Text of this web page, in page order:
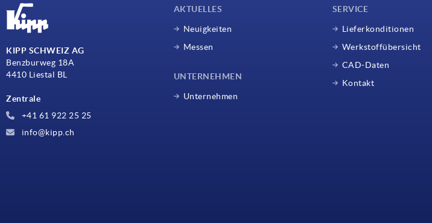
KIPP SCHWEIZ AG
Benzburweg 18A
4410 Liestal BL
Zentrale
+41 61 922 25 25
info@kipp.ch
AKTUELLES
Neuigkeiten
Messen
UNTERNEHMEN
Unternehmen
SERVICE
Lieferkonditionen
Werkstoffübersicht
CAD-Daten
Kontakt